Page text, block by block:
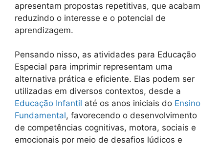
apresentam propostas repetitivas, que acabam
reduzindo o interesse e o potencial de
aprendizagem.
Pensando nisso, as atividades para Educação
Especial para imprimir representam uma
alternativa prática e eficiente. Elas podem ser
utilizadas em diversos contextos, desde a
Educação Infantil até os anos iniciais do Ensino
Fundamental, favorecendo o desenvolvimento
de competências cognitivas, motora, sociais e
emocionais por meio de desafios lúdicos e